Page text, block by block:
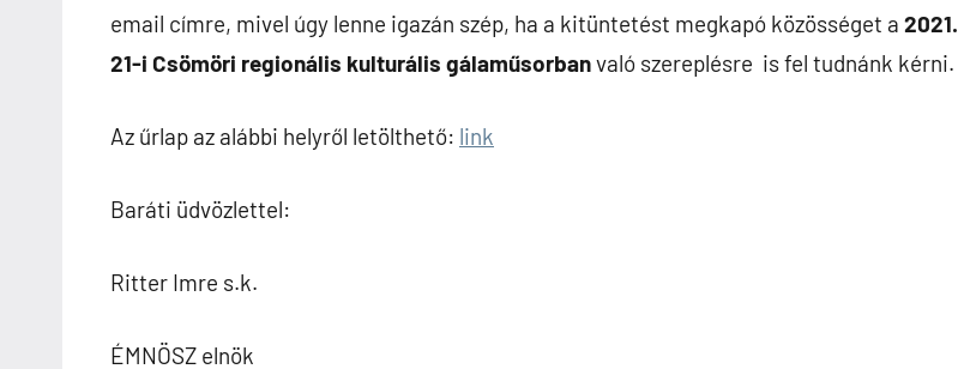
email címre, mivel úgy lenne igazán szép, ha a kitüntetést megkapó közösséget a 2021.
21-i Csömöri regionális kulturális gálaműsorbanvaló szereplésre is fel tudnánk kérni.
Az űrlap az alábbi helyről letölthető: link
Baráti üdvözlettel:
Ritter Imre s.k.
ÉMNÖSZ elnök